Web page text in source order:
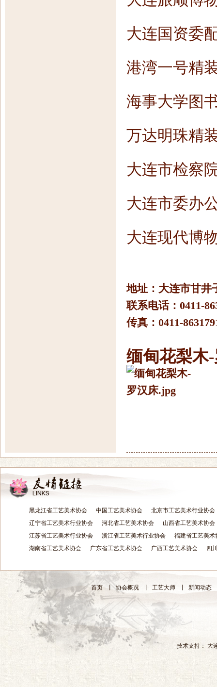
大连国资委
港湾一号精
海事大学图
万达明珠精
大连市检察
大连市委办
大连现代博
地址：大连市甘井
联系电话：0411-
传真：0411-
缅甸花梨木
黑龙江省工艺美术协会 中国工艺美术协会
北京市工艺美术行业协会
辽宁省工艺美术行业协会
河北省工艺美术协会
山西省工艺美术协会
江苏省工艺美术行业协会
浙江省工艺美术行业协会
福建省工艺美术
湖南省工艺美术协会
广东省工艺美术协会 广西工艺美术协会 四
首页 丨 协会概况 工艺大师 新闻动态
技术支持： 大